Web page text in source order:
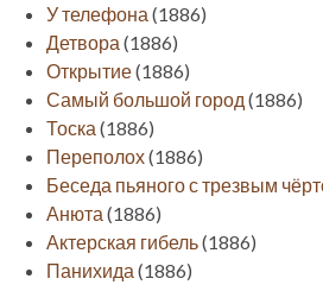
У телефона (1886)
Детвора (1886)
Открытие(1886)
Самый большой город (1886)
Тоска (1886)
Переполох(1886)
Беседа пьяного с трезвым
Анюта (1886)
Актерская гибель(1886)
Панихида (1886)